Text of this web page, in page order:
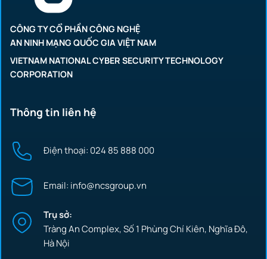
CÔNG TY CỔ PHẦN CÔNG NGHỆ
AN NINH MẠNG QUỐC GIA VIỆT NAM
VIETNAM NATIONAL CYBER SECURITY TECHNOLOGY
CORPORATION
Thông tin liên hệ
Điện thoại: 024 85 888 000
Email: info@ncsgroup.vn
Trụ sở:
Tràng An Complex, Số 1 Phùng Chí Kiên, Nghĩa Đô,
Hà Nội